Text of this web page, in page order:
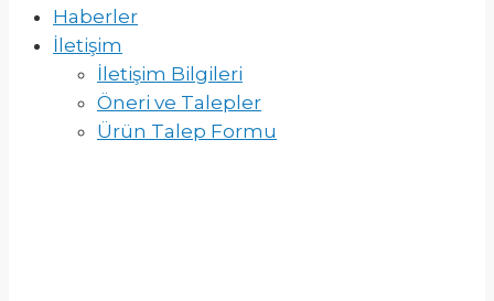
Haberler
İletişim
İletişim Bilgileri
Öneri ve Talepler
Ürün Talep Formu